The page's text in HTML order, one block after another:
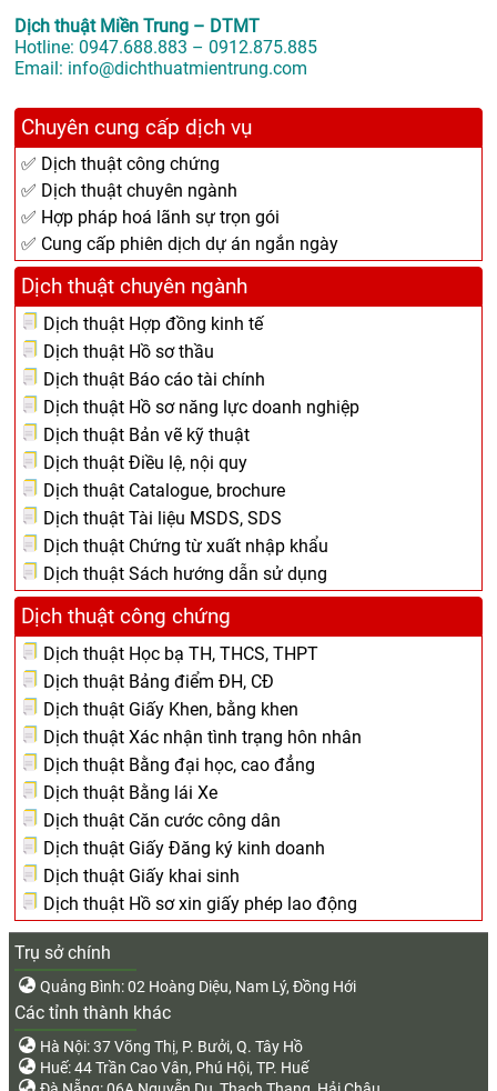
Dịch thuật Miền Trung – DTMT
Hotline: 0947.688.883 – 0912.875.885
Email: info@dichthuatmientrung.com
Chuyên cung cấp dịch vụ
✅ Dịch thuật công chứng
✅ Dịch thuật chuyên ngành
✅ Hợp pháp hoá lãnh sự trọn gói
✅ Cung cấp phiên dịch dự án ngắn ngày
Dịch thuật chuyên ngành
Dịch thuật Hợp đồng kinh tế
Dịch thuật Hồ sơ thầu
Dịch thuật Báo cáo tài chính
Dịch thuật Hồ sơ năng lực doanh nghiệp
Dịch thuật Bản vẽ kỹ thuật
Dịch thuật Điều lệ, nội quy
Dịch thuật Catalogue, brochure
Dịch thuật Tài liệu MSDS, SDS
Dịch thuật Chứng từ xuất nhập khẩu
Dịch thuật Sách hướng dẫn sử dụng
Dịch thuật công chứng
Dịch thuật Học bạ TH, THCS, THPT
Dịch thuật Bảng điểm ĐH, CĐ
Dịch thuật Giấy Khen, bằng khen
Dịch thuật Xác nhận tình trạng hôn nhân
Dịch thuật Bằng đại học, cao đẳng
Dịch thuật Bằng lái Xe
Dịch thuật Căn cước công dân
Dịch thuật Giấy Đăng ký kinh doanh
Dịch thuật Giấy khai sinh
Dịch thuật Hồ sơ xin giấy phép lao động
Trụ sở chính
Quảng Bình: 02 Hoàng Diệu, Nam Lý, Đồng Hới
Các tỉnh thành khác
Hà Nội: 37 Võng Thị, P. Bưởi, Q. Tây Hồ
Huế: 44 Trần Cao Vân, Phú Hội, TP. Huế